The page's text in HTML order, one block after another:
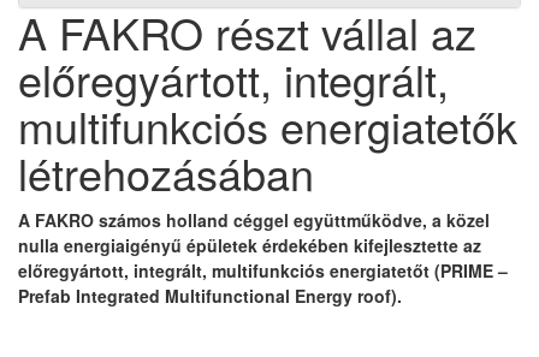
A FAKRO részt vállal az
előregyártott, integrált,
multifunkciós energiatetők
létrehozásában
A FAKRO számos holland céggel együttműködve, a közel
nulla energiaigényű épületek érdekében kifejlesztette az
előregyártott, integrált, multifunkciós energiatetőt (PRIME –
Prefab Integrated Multifunctional Energy roof).